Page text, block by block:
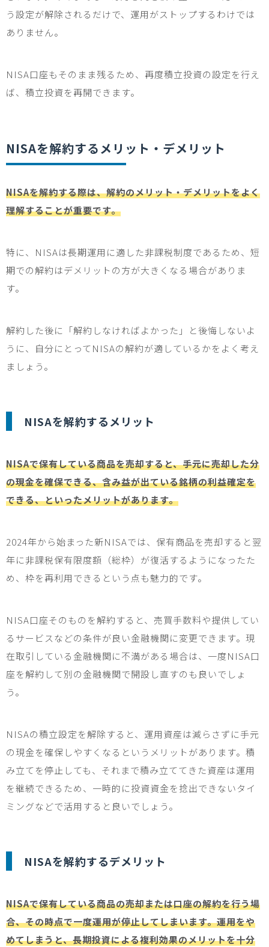
う設定が解除されるだけで、運用がストップするわけでは
ありません。
NISA口座もそのまま残るため、再度積立投資の設定を行え
ば、積立投資を再開できます。
NISAを解約するメリット・デメリット
NISAを解約する際は、解約のメリット・デメリットをよく
理解することが重要です。
特に、 NISAは長期運用に適した非課税制度であるため、短
期での解約はデメリットの方が大きくなる場合がありま
す。
解約した後に「解約しなければよかった」と後悔しないよ
うに、自分にとってNISAの解約が適しているかをよく考え
ましょう。
NISAを解約するメリット
NISAで保有している商品を売却すると、手元に売却した分
の現金を確保できる、含み益が出ている銘柄の利益確定を
できる、といったメリットがあります。
2024年から始まった新NISAでは、保有商品を売却すると翌
年に非課税保有限度額（総枠）が復活するようになったた
め、枠を再利用できるという点も魅力的です。
NISA口座そのものを解約すると、売買手数料や提供してい
るサービスなどの条件が良い金融機関に変更できます。現
在取引している金融機関に不満がある場合は、一度NISA口
座を解約して別の金融機関で開設し直すのも良いでしょ
う。
NISAの積立設定を解除すると、運用資産は減らさずに手元
の現金を確保しやすくなるというメリットがあります。積
み立てを停止しても、それまで積み立ててきた資産は運用
を継続できるため、一時的に投資資金を捻出できないタイ
ミングなどで活用すると良いでしょう。
NISAを解約するデメリット
NISAで保有している商品の売却または口座の解約を行う場
合、その時点で一度運用が停止してしまいます。運用をや
めてしまうと、長期投資による複利効果のメリットを十分